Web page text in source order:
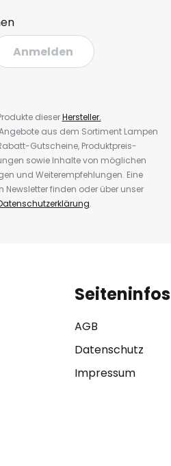
Anmelden
dieserHersteller.
aus dem Sortiment Lampen
Gutscheine, Produktpreis-
sowie Inhalte von möglichen
und Weiterempfehlungen. Eine
finden oder über unser
.
Seiteninfos
AGB
Datenschutz
Impressum